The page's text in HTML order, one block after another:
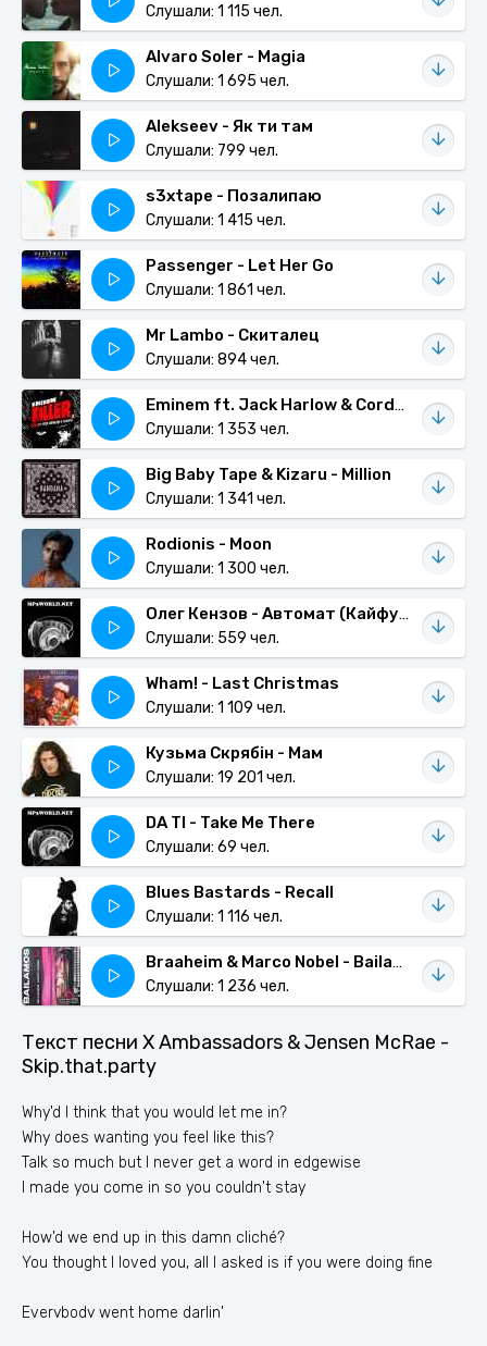
Слушали: 1 115 чел.
Alvaro Soler - Magia
Слушали: 1 695 чел.
Alekseev - Як ти там
Слушали: 799 чел.
s3xtape - Позалипаю
Слушали: 1 415 чел.
Passenger - Let Her Go
Слушали: 1 861 чел.
Mr Lambo - Скиталец
Слушали: 894 чел.
Eminem ft. Jack Harlow & Cordae - Killer (Remix)
Слушали: 1 353 чел.
Big Baby Tape & Kizaru - Million
Слушали: 1 341 чел.
Rodionis - Moon
Слушали: 1 300 чел.
Олег Кензов - Автомат (Кайфуй)
Слушали: 559 чел.
Wham! - Last Christmas
Слушали: 1 109 чел.
Кузьма Скрябін - Мам
Слушали: 19 201 чел.
DA TI - Take Me There
Слушали: 69 чел.
Blues Bastards - Recall
Слушали: 1 116 чел.
Braaheim & Marco Nobel - Bailamos
Слушали: 1 236 чел.
Текст песни X Ambassadors & Jensen McRae -
Skip.that.party
Why'd I think that you would let me in?
Why does wanting you feel like this?
Talk so much but I never get a word in edgewise
I made you come in so you couldn't stay
How'd we end up in this damn cliché?
You thought I loved you, all I asked is if you were doing fine
Everybody went home darlin'